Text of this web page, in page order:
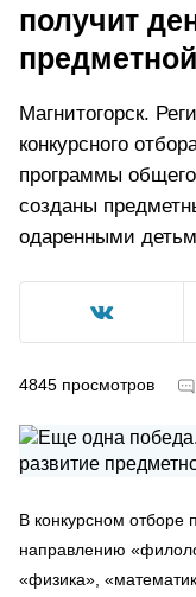
получит
Магнитогорск.
конкурсного
программы
созданы
одаренными
4845 просмотров
В конкурсном отборе
направлению
«физика»,